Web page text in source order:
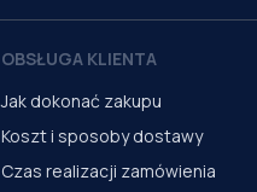
OBSŁUGA KLIENTA
Jak dokonać zakupu
Koszt i sposoby dostawy
Czas realizacji zamówienia